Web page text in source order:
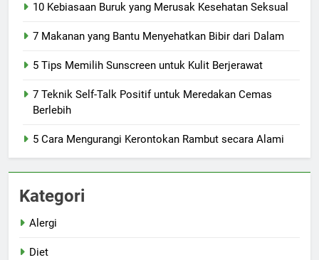
10 Kebiasaan Buruk yang Merusak Kesehatan Seksual
7 Makanan yang Bantu Menyehatkan Bibir dari Dalam
5 Tips Memilih Sunscreen untuk Kulit Berjerawat
7 Teknik Self-Talk Positif untuk Meredakan Cemas
Berlebih
5 Cara Mengurangi Kerontokan Rambut secara Alami
Kategori
Alergi
Diet